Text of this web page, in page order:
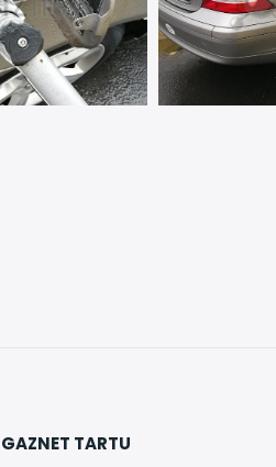
GAZNET TARTU